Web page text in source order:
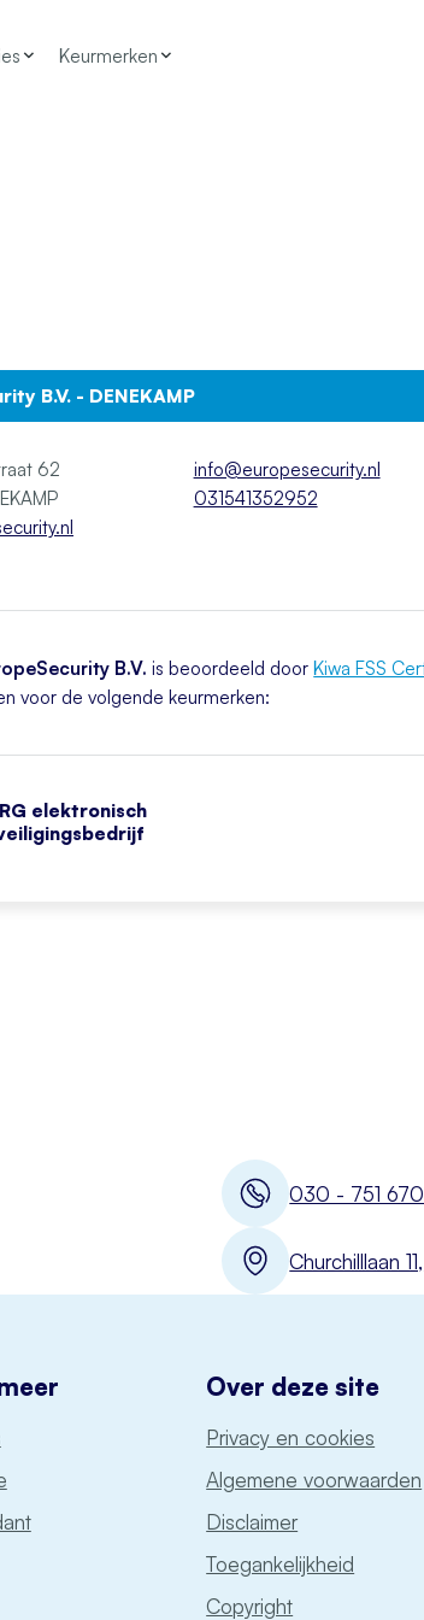
Keurmerken
B.V. - DENEKAMP
62
DENEKAMP
info@europesecurity.nl
031541352952
B.V. is beoordeeld doorKiwa FSS
voor de volgende keurmerken:
elektronisch
030 - 751
Churchilllaan
Over deze site
Privacy en cookies
Algemene voorwaarden
Disclaimer
Toegankelijkheid
Copyright